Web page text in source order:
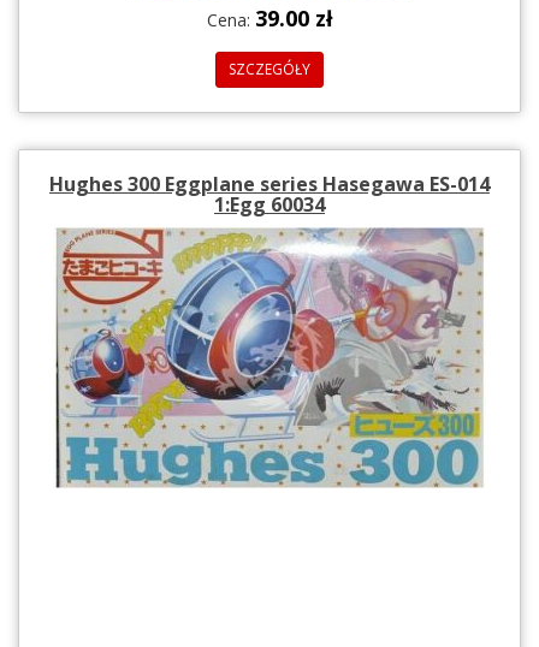
Cena: 39.00 zł
SZCZEGÓŁY
Hughes 300 Eggplane series Hasegawa ES-014
1:Egg 60034